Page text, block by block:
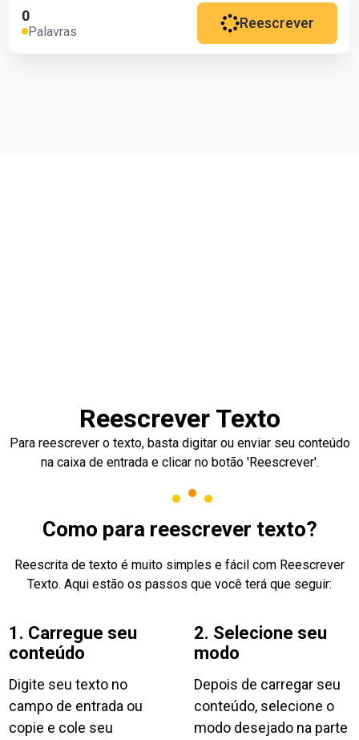
0
Palavras Reescrever
Reescrever Texto
Para reescrever o texto, basta digitar ou enviar seu conteúdo
na caixa de entrada e clicar no botão 'Reescrever'.
Como para reescrever texto?
Reescrita de texto é muito simples e fácil com Reescrever
Texto. Aqui estão os passos que você terá que seguir:
1. Carregue seu
conteúdo
Digite seu texto no
campo de entrada ou
copie e cole seu
2. Selecione seu
modo
Depois de carregar seu
conteúdo, selecione o
modo desejado na parte